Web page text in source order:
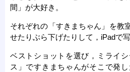
間」が大好き。
それぞれの「すきまちゃん」を教
せたりぶら下げたりして，iPadで
ベストショットを選び，ミライ
ス」ですきまちゃんがそこで発